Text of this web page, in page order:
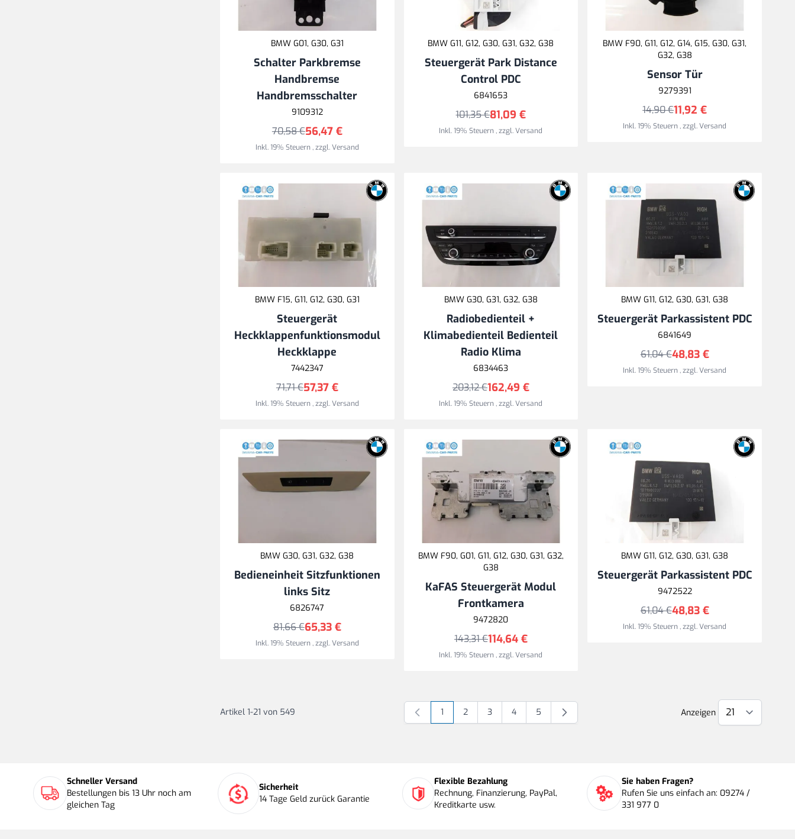
BMW G01, G30, G31
Schalter Parkbremse
Handbremse
Handbremsschalter
9109312
56,47 €
70,58 €
Inkl. 19% Steuern,zzgl.Versand
BMW G11, G12, G30, G31, G32, G38
Steuergerät Park Distance
Control PDC
6841653
81,09 €
101,35 €
Inkl. 19% Steuern,zzgl.Versand
BMW F90, G11, G12, G14, G15, G30, G31,
G32, G38
Sensor Tür
9279391
11,92 €
14,90 €
Inkl. 19% Steuern,zzgl.Versand
BMW F15, G11, G12, G30, G31
Steuergerät
Heckklappenfunktionsmodul
Heckklappe
7442347
57,37 €
71,71 €
Inkl. 19% Steuern,zzgl.Versand
BMW G30, G31, G32, G38
Radiobedienteil +
Klimabedienteil Bedienteil
Radio Klima
6834463
162,49 €
203,12 €
Inkl. 19% Steuern,zzgl.Versand
BMW G11, G12, G30, G31, G38
Steuergerät Parkassistent PDC
6841649
48,83 €
61,04 €
Inkl. 19% Steuern,zzgl.Versand
BMW G30, G31, G32, G38
Bedieneinheit Sitzfunktionen
links Sitz
6826747
65,33 €
81,66 €
Inkl. 19% Steuern,zzgl.Versand
BMW F90, G01, G11, G12, G30, G31, G32,
G38
KaFAS Steuergerät Modul
Frontkamera
9472820
114,64 €
143,31 €
Inkl. 19% Steuern,zzgl.Versand
BMW G11, G12, G30, G31, G38
Steuergerät Parkassistent PDC
9472522
48,83 €
61,04 €
Inkl. 19% Steuern,zzgl.Versand
Artikel 1-21 von 549 Sie lesen gerade Seite
1 Seite
2 Seite
3 Seite
4 Seite
5 Anzeigen
Schneller Versand
Bestellungen bis 13 Uhr noch am
gleichen Tag
Sicherheit
14 Tage Geld zurück Garantie
Flexible Bezahlung
Rechnung, Finanzierung, PayPal,
Kreditkarte usw.
Sie haben Fragen?
Rufen Sie uns einfach an: 09274 /
331 977 0